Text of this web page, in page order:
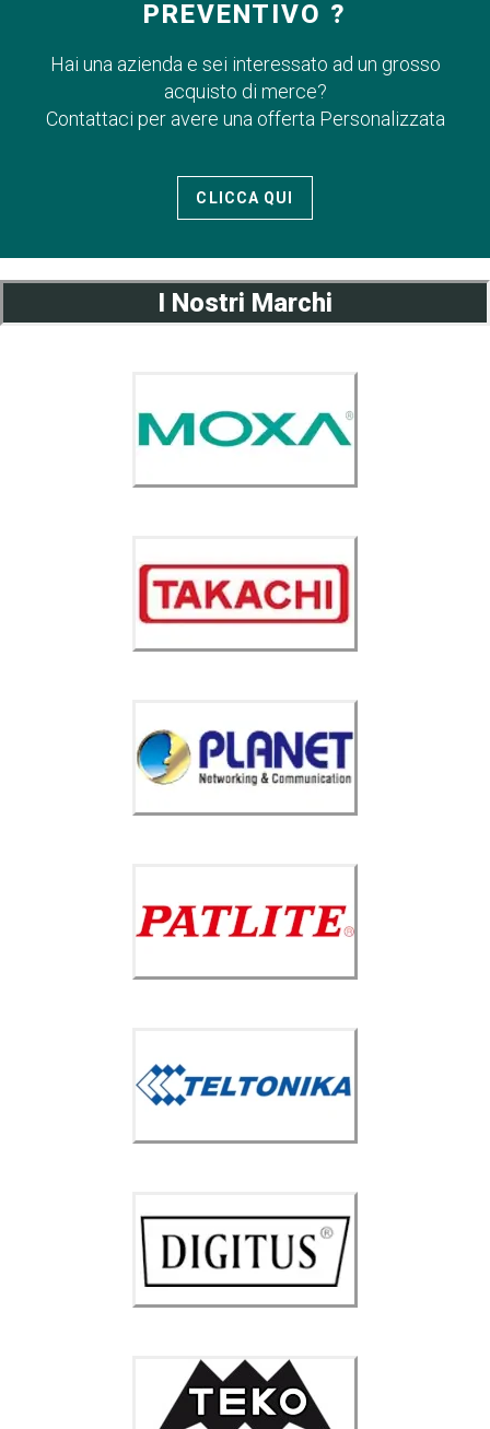
PREVENTIVO ?
Hai una azienda e sei interessato ad un grosso
acquisto di merce?
Contattaci per avere una offerta Personalizzata
CLICCA QUI
I Nostri Marchi